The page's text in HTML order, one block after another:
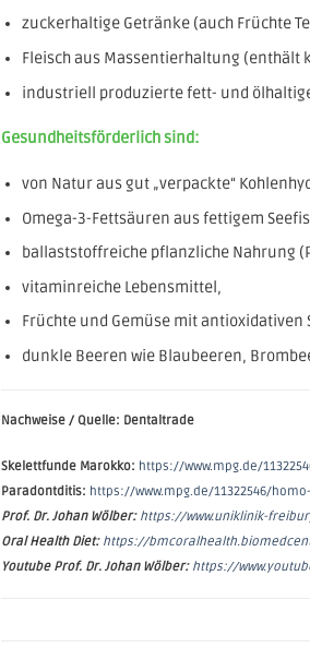
zuckerhaltige Getränke (auch Früchte
Fleisch aus Massentierhaltung (enthält
industriell produzierte fett- und
Gesundheitsförderlich sind:
von Natur aus gut „verpackte“
Omega-3-Fettsäuren aus fettigem
ballaststoffreiche pflanzliche Nahrung
vitaminreiche Lebensmittel,
Früchte und Gemüse mit antioxidativen
dunkle Beeren wie Blaubeeren,
Nachweise / Quelle: Dentaltrade
Skelettfunde Marokko: https://www.mpg.de/
Paradontditis: https://www.mpg.de/11322546/
Prof. Dr. Johan Wölber: https://www.uniklinik-
Oral Health Diet: https://
Youtube Prof. Dr. Johan Wölber: https://